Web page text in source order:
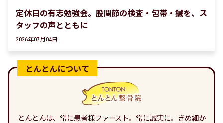
定休日の有志勉強会。股関節の検査・包帯・鍼を、ス
タッフの声とともに
2026年07月04日
とんとんは、常に患者様ファースト。常に誠実に。きめ細か